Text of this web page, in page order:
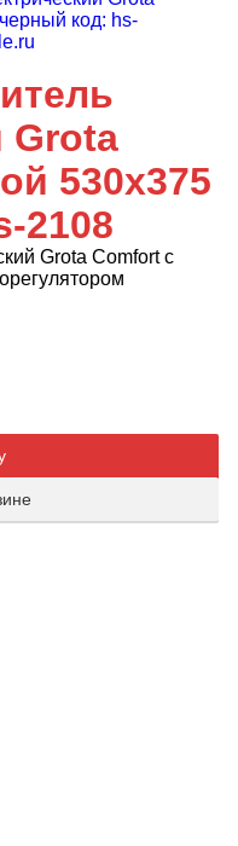
Grota
530x375
2108
Grota Comfort с